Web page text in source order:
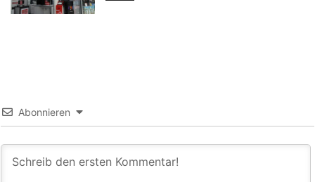
Abonnieren